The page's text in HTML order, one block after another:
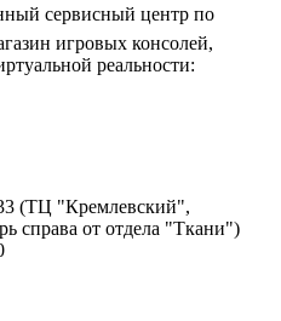
сервисный центр по
игровых консолей,
реальности:
(ТЦ "Кремлевский",
справа от отдела "Ткани")